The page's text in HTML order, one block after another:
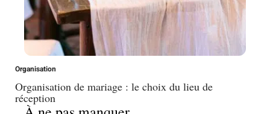
Organisation
Organisation de mariage : le choix du lieu de
réception